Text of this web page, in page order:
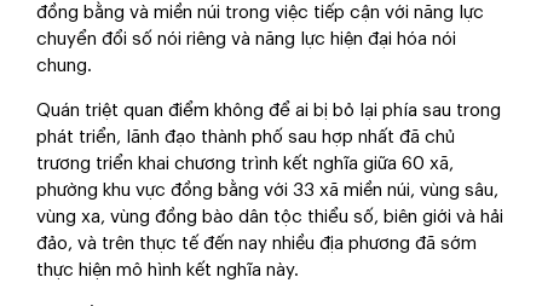
đồng bằng và miền núi trong việc tiếp cận với năng lực
chuyển đổi số nói riêng và năng lực hiện đại hóa nói
chung.
Quán triệt quan điểm không để ai bị bỏ lại phía sau trong
phát triển, lãnh đạo thành phố sau hợp nhất đã chủ
trương triển khai chương trình kết nghĩa giữa 60 xã,
phường khu vực đồng bằng với 33 xã miền núi, vùng sâu,
vùng xa, vùng đồng bào dân tộc thiểu số, biên giới và hải
đảo, và trên thực tế đến nay nhiều địa phương đã sớm
thực hiện mô hình kết nghĩa này.